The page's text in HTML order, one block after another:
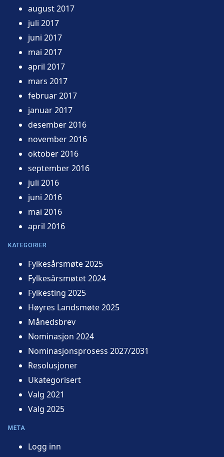
august 2017
juli 2017
juni 2017
mai 2017
april 2017
mars 2017
februar 2017
januar 2017
desember 2016
november 2016
oktober 2016
september 2016
juli 2016
juni 2016
mai 2016
april 2016
KATEGORIER
Fylkesårsmøte 2025
Fylkesårsmøtet 2024
Fylkesting 2025
Høyres Landsmøte 2025
Månedsbrev
Nominasjon 2024
Nominasjonsprosess 2027/2031
Resolusjoner
Ukategorisert
Valg 2021
Valg 2025
META
Logg inn